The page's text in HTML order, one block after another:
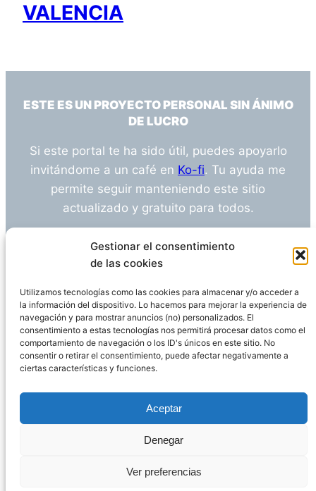
Gestionar el consentimiento
de las cookies
Utilizamos tecnologías como las cookies para almacenar y/o acceder a
la información del dispositivo. Lo hacemos para mejorar la experiencia de
navegación y para mostrar anuncios (no) personalizados. El
consentimiento a estas tecnologías nos permitirá procesar datos como el
comportamiento de navegación o los ID's únicos en este sitio. No
consentir o retirar el consentimiento, puede afectar negativamente a
ciertas características y funciones.
Aceptar
Denegar
Ver preferencias
VALENCIA
ESTE ES UN PROYECTO PERSONAL SIN ÁNIMO
DE LUCRO
Si este portal te ha sido útil, puedes apoyarlo
invitándome a un café en Ko-fi. Tu ayuda me
permite seguir manteniendo este sitio
actualizado y gratuito para todos.
¿Tienes alguna duda o sugerencia? Escríbeme
info@empleosanitarioinvestigacion.es
Descargo de Responsabilidad
Declaración de Privacidad Política de cookies
WordPress
Página administrada por Javier Ripoll